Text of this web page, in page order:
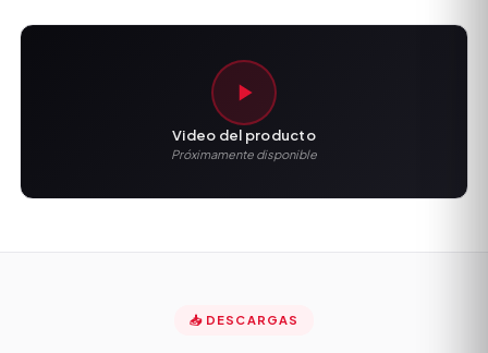
Video del producto
Próximamente disponible
📥 DESCARGAS